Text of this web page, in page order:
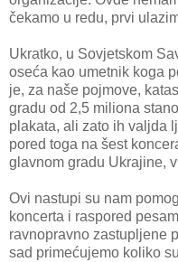
čekamo u redu, prvi
Ukratko, u Sovjetskom
oseća kao umetnik koga
je, za naše pojmove,
gradu od 2,5 miliona
plakata, ali zato ih valjda
pored toga na šest
glavnom gradu Ukrajine,
Ovi nastupi su nam
koncerta i raspored
ravnopravno zastupljene
sad primećujemo koliko